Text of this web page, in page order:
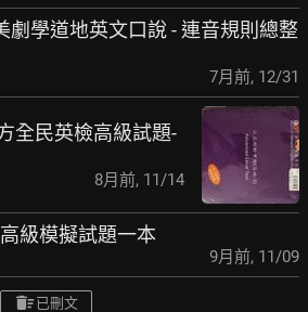
劇學道地英文口說 - 連音規則總整
7月前, 12/31
全民英檢高級試題-
8月前, 11/14
級模擬試題一本
9月前, 11/09
已刪文